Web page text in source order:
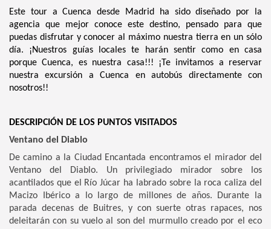
Este tour a Cuenca desde Madrid ha sido diseñado por la
agencia que mejor conoce este destino, pensado para que
puedas disfrutar y conocer al máximo nuestra tierra en un sólo
día. ¡Nuestros guías locales te harán sentir como en casa
porque Cuenca, es nuestra casa!!! ¡Te invitamos a reservar
nuestra excursión a Cuenca en autobús directamente con
nosotros!!
DESCRIPCIÓN DE LOS PUNTOS VISITADOS
Ventano del Diablo
De camino a la Ciudad Encantada encontramos el mirador del
Ventano del Diablo. Un privilegiado mirador sobre los
acantilados que el Río Júcar ha labrado sobre la roca caliza del
Macizo Ibérico a lo largo de millones de años. Durante la
parada decenas de Buitres, y con suerte otras rapaces, nos
deleitarán con su vuelo al son del murmullo creado por el eco